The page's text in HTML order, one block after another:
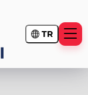
TR